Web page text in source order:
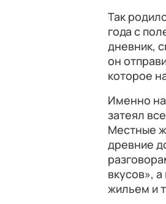
Так
года с
дневник,
он
которое
Именно
затеял
Местные
древние
вкусов»,
жильем и